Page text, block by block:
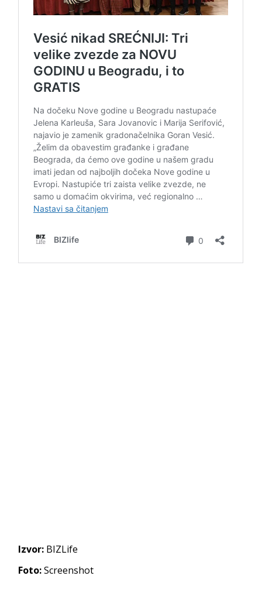
Izvor: BIZLife
Foto:Screenshot